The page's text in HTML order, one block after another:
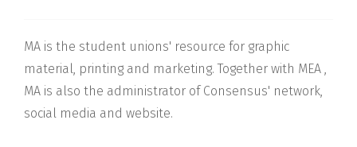
MA is the student unions' resource for graphic
material, printing and marketing. Together with MEA ,
MA is also the administrator of Consensus' network,
social media and website.